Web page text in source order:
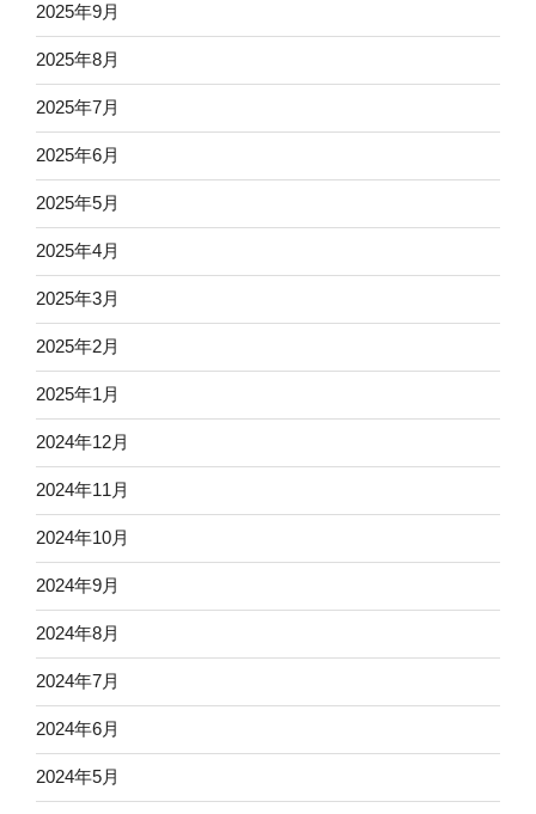
2025年9月
2025年8月
2025年7月
2025年6月
2025年5月
2025年4月
2025年3月
2025年2月
2025年1月
2024年12月
2024年11月
2024年10月
2024年9月
2024年8月
2024年7月
2024年6月
2024年5月